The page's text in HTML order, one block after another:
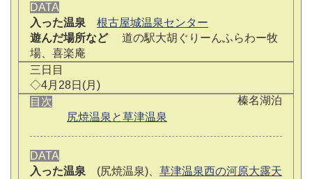
DATA
入った温泉
根古屋城温泉センター
遊んだ場所など道の駅大胡ぐりーんふらわー牧
場、喜楽庵
三日目
◇4月28日(月)
榛名湖泊
目次
尻焼温泉と草津温泉
DATA
入った温泉 (尻焼温泉)、 草津温泉西の河原大露天